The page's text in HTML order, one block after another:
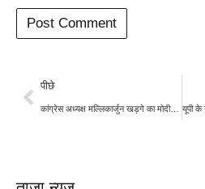
पीछे
कांग्रेस अध्यक्ष मल्लिकार्जुन खड़गे का मोदी सरकार पर हमला, बोले सरकार अन्नदाताओं के लिए ‘अभिशाप’